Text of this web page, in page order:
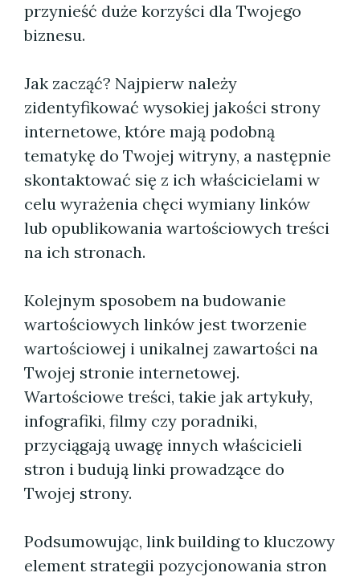
przynieść duże korzyści dla Twojego
biznesu.
Jak zacząć? Najpierw należy
zidentyfikować wysokiej jakości strony
internetowe, które mają podobną
tematykę do Twojej witryny, a następnie
skontaktować się z ich właścicielami w
celu wyrażenia chęci wymiany linków
lub opublikowania wartościowych treści
na ich stronach.
Kolejnym sposobem na budowanie
wartościowych linków jest tworzenie
wartościowej i unikalnej zawartości na
Twojej stronie internetowej.
Wartościowe treści, takie jak artykuły,
infografiki, filmy czy poradniki,
przyciągają uwagę innych właścicieli
stron i budują linki prowadzące do
Twojej strony.
Podsumowując, link building to kluczowy
element strategii pozycjonowania stron